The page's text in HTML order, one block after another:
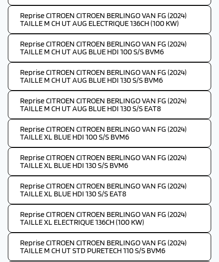
Reprise CITROEN CITROEN BERLINGO VAN FG (2024)
TAILLE M CH UT AUG ELECTRIQUE 136CH (100 KW)
Reprise CITROEN CITROEN BERLINGO VAN FG (2024)
TAILLE M CH UT AUG BLUE HDI 100 S/S BVM6
Reprise CITROEN CITROEN BERLINGO VAN FG (2024)
TAILLE M CH UT AUG BLUE HDI 130 S/S BVM6
Reprise CITROEN CITROEN BERLINGO VAN FG (2024)
TAILLE M CH UT AUG BLUE HDI 130 S/S EAT8
Reprise CITROEN CITROEN BERLINGO VAN FG (2024)
TAILLE XL BLUE HDI 100 S/S BVM6
Reprise CITROEN CITROEN BERLINGO VAN FG (2024)
TAILLE XL BLUE HDI 130 S/S BVM6
Reprise CITROEN CITROEN BERLINGO VAN FG (2024)
TAILLE XL BLUE HDI 130 S/S EAT8
Reprise CITROEN CITROEN BERLINGO VAN FG (2024)
TAILLE XL ELECTRIQUE 136CH (100 KW)
Reprise CITROEN CITROEN BERLINGO VAN FG (2024)
TAILLE M CH UT STD PURETECH 110 S/S BVM6